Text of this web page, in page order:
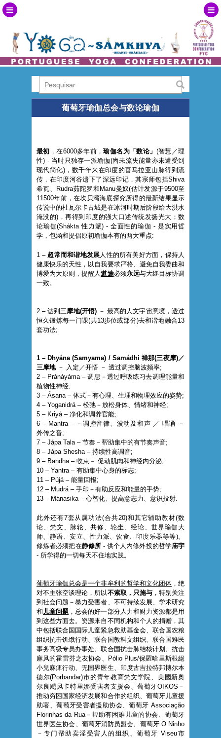
葡萄牙瑜伽总会与数论瑜伽
最初 ，在6000多年前，瑜伽名为「数论」 (智慧／理
性) - 当时只独存一派瑜伽(尚未流失能量亦未遭受到
现代简化)，数千年来在印度的喜马拉亚山脉得到流
传，在印度河谷遗下了深远印记，其宗师包括Shiva
希瓦、Rudra茹陀罗和Manu曼奴(估计发源于9500至
11500年前，在坎贝湾海底探究所得的最新结果显示
传说中的杜瓦尔卡古城是在冰河时期后阶段给大洪水
淹没的)，再得到印度的强大口述传统发扬光大；数
论瑜伽(Shákta 性力派) - 全面性的瑜伽 - 是实用哲
学，包涵和提倡原初瑜伽本有的两大重点:
1 –超常而和谐地发展 人性的所有美好方面，保持人
健康快乐的天性，以自我要求严格、避免自我委曲和
博爱为大原则，提醒人道途必须永远与大终目标协调
一致。
2 – 达到三摩地(开悟)－ 最高的人文宇宙意境，透过
恒久锻炼每一门课(共13步位或部分)去和谐地融合13
套功法;
1 – Dhyána (Samyama) / Samádhi 禅那(三夜摩)／
三摩地－ 入定／开悟 － 透过调控脑波频率;
2 – Pránáyáma – 调息－透过呼吸练习去调理能量和
植物性神经;
3 – Ásana – 体式－有心理、生理和物理效应的姿势;
4 – Yoganidrá – 松弛－放松身体、情绪和神经;
5 – Kriyá – 净化和调养官能;
6 – Mantra – －调控音律、波动及和声 ／ 唱诵 －
外传之音;
7 – Jápa Tala – 节奏－帮助集中的有节奏声音;
8 – Jápa Shesha – 持续性高调音;
9 – Bandha – 收束－ 促动肌肉和神经内分泌;
10 – Yantra – 有助集中心身的标志;
11 – Pújá – 能量回报;
12 – Mudrá – 手印－有助反应和能量的手势;
13 – Mánasika – 心智化、提高意志力、意识投射.
此外还有7套从属功法(合共20)和其它辅助教材(数
论、梵文、脉轮、共修、轮坐、经论、世界瑜伽大
师、静语、安立、性力派、饮食、印度乐器等等)。
修炼者必须把在静修所- 供个人内修外投的哲学庙宇
- 所学得的一切每天不住地实践。
葡萄牙瑜伽总会是一个非牟利的哲学和文化团体，绝
对不主张空谈理论，所以 不索取，只施与，特别关注
到社会问题－暴力受害者、不可持续发展、学术研究
和 儿童问题 ，总会的好一部分人力和财力资源都是用
到这些方面去。资源来自不同机构和个人的捐赠，其
中包括联合国国际儿童紧急救助基金会、联合国农粮
组织抗击饥饿行动、联合国教科文组织、联合国难民
事务高级专员办事处、联合国抗击肺结核计划、抗击
麻风的霍雷芬之友协会、Pólio Plus/保羅哈里斯根絕
小兒麻痺行动、无国界医生、印度古吉拉特邦博尔本
德尔(Porbandar)市的青年教育梵文学院、美國新奥
尔良飓风卡特里娜受害者支援会、葡萄牙OIKOS－
推动穷困国家经济发展和合作的组织、葡萄牙儿童援
助署、葡萄牙受害者援助协会、葡萄牙 Associação
Florinhas da Rua－帮助有困难儿童的协会、葡萄牙
世界医生协会、葡萄牙消防员盟会、葡萄牙 O Ninho
－专门帮助卖淫受害人的组织、葡萄牙 Viseu市